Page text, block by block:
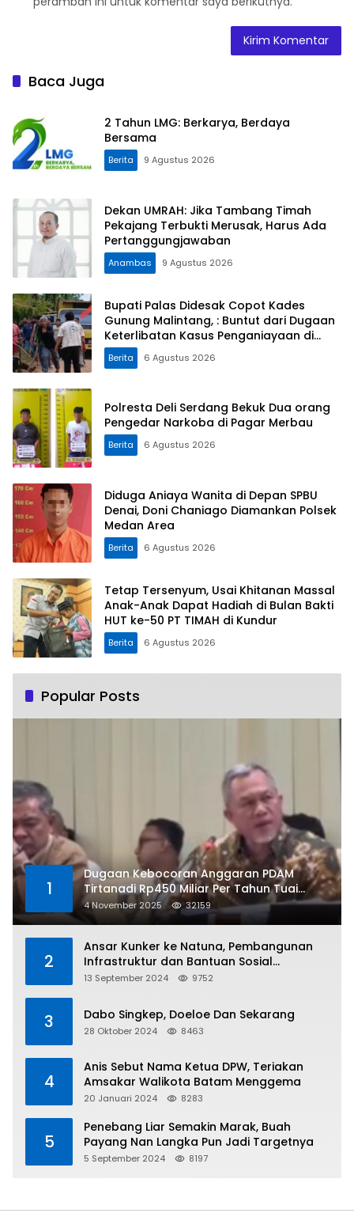
Baca Juga
2 Tahun LMG: Berkarya, Berdaya
Bersama
Berita 9 Agustus 2026
Dekan UMRAH: Jika Tambang Timah
Pekajang Terbukti Merusak, Harus Ada
Pertanggungjawaban
Anambas 9 Agustus 2026
Bupati Palas Didesak Copot Kades
Gunung Malintang, : Buntut dari Dugaan
Keterlibatan Kasus Penganiayaan di
Dusun Balaka
Berita 6 Agustus 2026
Polresta Deli Serdang Bekuk Dua orang
Pengedar Narkoba di Pagar Merbau
Berita 6 Agustus 2026
Diduga Aniaya Wanita di Depan SPBU
Denai, Doni Chaniago Diamankan Polsek
Medan Area
Berita 6 Agustus 2026
Tetap Tersenyum, Usai Khitanan Massal
Anak-Anak Dapat Hadiah di Bulan Bakti
HUT ke-50 PT TIMAH di Kundur
Berita 6 Agustus 2026
Popular Posts
1
Dugaan Kebocoran Anggaran PDAM
Tirtanadi Rp450 Miliar Per Tahun Tuai
Kritikan
4 November 2025 32159
2
Ansar Kunker ke Natuna, Pembangunan
Infrastruktur dan Bantuan Sosial
Direalisasikan Hingga Pulau Tiga
13 September 2024 9752
3 Dabo Singkep, Doeloe Dan Sekarang
28 Oktober 2024 8463
4
Anis Sebut Nama Ketua DPW, Teriakan
Amsakar Walikota Batam Menggema
20 Januari 2024 8283
5
Penebang Liar Semakin Marak, Buah
Payang Nan Langka Pun Jadi Targetnya
5 September 2024 8197